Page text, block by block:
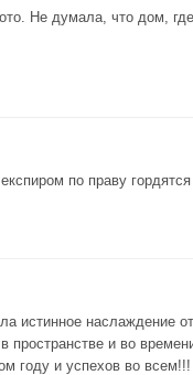
Не думала, что дом,
по праву
истинное наслаждение
пространстве и во
году и успехов во всем!!!